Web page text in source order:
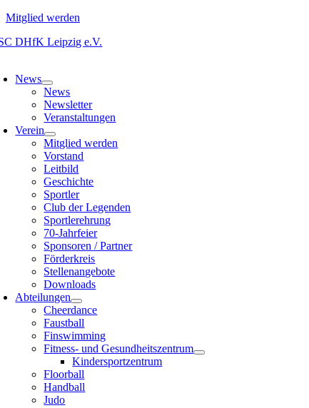
Mitglied werden
Zum
News
News
Newsletter
Veranstaltungen
Verein
Mitglied werden
Vorstand
Leitbild
Geschichte
Sportler
Club der Legenden
Sportlerehrung
70-Jahrfeier
Sponsoren / Partner
Förderkreis
Stellenangebote
Downloads
Abteilungen
Cheerdance
Faustball
Finswimming
Fitness- und Gesundheitszentrum
Kindersportzentrum
Floorball
Handball
Judo